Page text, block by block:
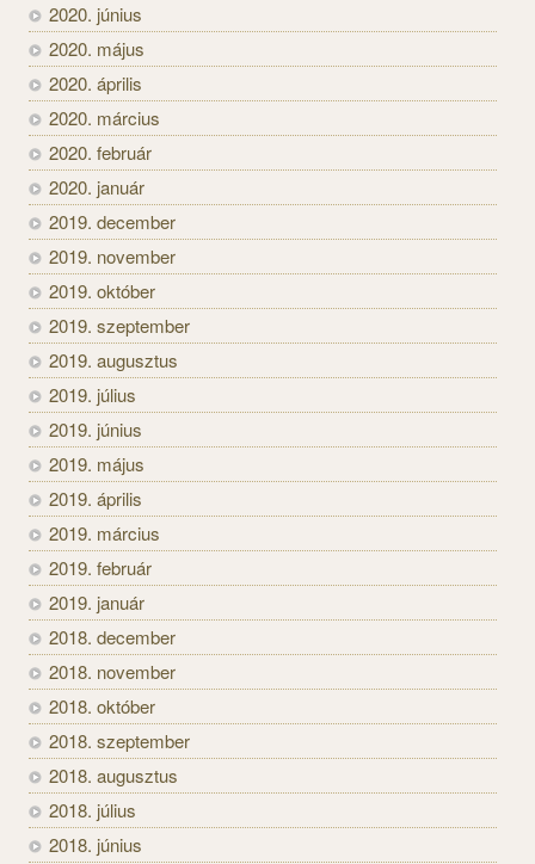
2020. június
2020. május
2020. április
2020. március
2020. február
2020. január
2019. december
2019. november
2019. október
2019. szeptember
2019. augusztus
2019. július
2019. június
2019. május
2019. április
2019. március
2019. február
2019. január
2018. december
2018. november
2018. október
2018. szeptember
2018. augusztus
2018. július
2018. június